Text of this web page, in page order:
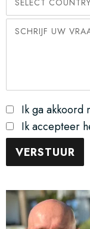
Ik ga akkoord
Ik accepteer